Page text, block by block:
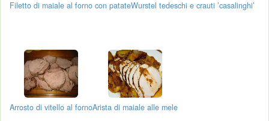
Filetto di maiale al forno con patateWurstel tedeschi e crauti ’casalinghi’
Arrosto di vitello al fornoArista di maiale alle mele